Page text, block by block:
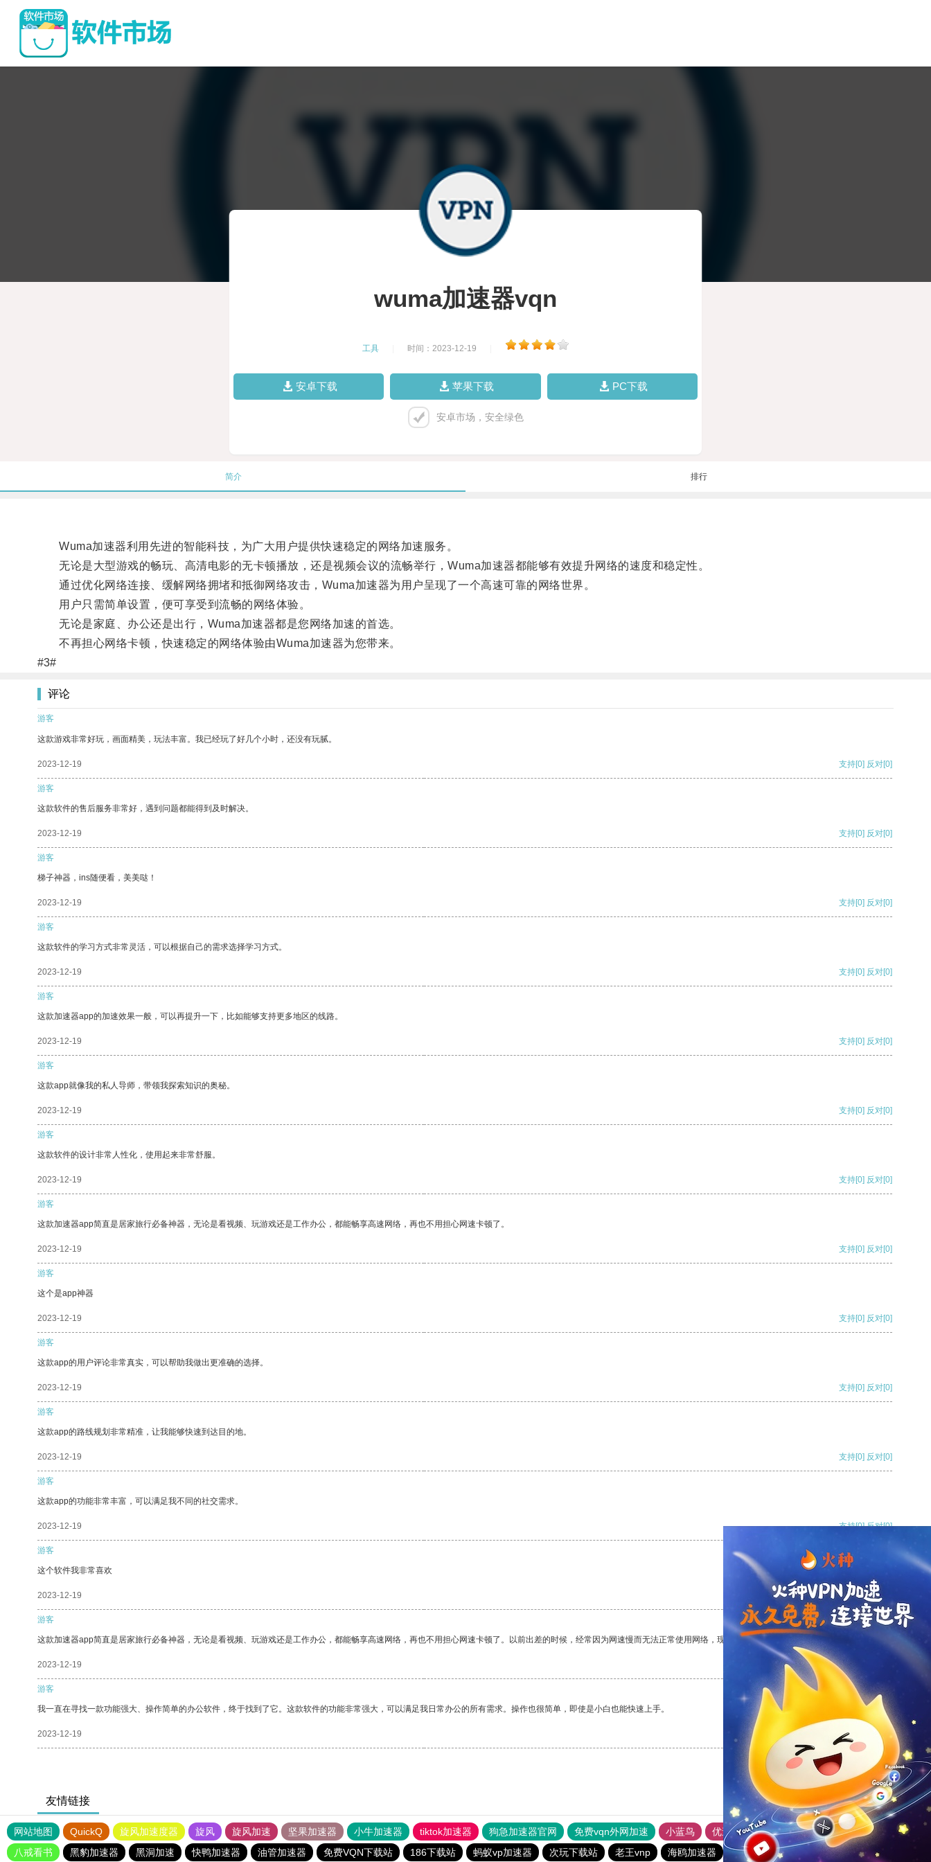
wuma加速器vqn
工具 时间：2023-12-19
安卓下载 苹果下载 PC下载
安卓市场，安全绿色
简介 排行
Wuma加速器利用先进的智能科技，为广大用户提供快速稳定的网络加速服务。
无论是大型游戏的畅玩、高清电影的无卡顿播放，还是视频会议的流畅举行，Wuma加速器都能够有效提升网络的速度和稳定性。
通过优化网络连接、缓解网络拥堵和抵御网络攻击，Wuma加速器为用户呈现了一个高速可靠的网络世界。
用户只需简单设置，便可享受到流畅的网络体验。
无论是家庭、办公还是出行，Wuma加速器都是您网络加速的首选。
不再担心网络卡顿，快速稳定的网络体验由Wuma加速器为您带来。
#3#
评论
游客
这款游戏非常好玩，画面精美，玩法丰富。我已经玩了好几个小时，还没有玩腻。
2023-12-19 支持[0] 反对[0]
游客
这款软件的售后服务非常好，遇到问题都能得到及时解决。
2023-12-19 支持[0] 反对[0]
游客
梯子神器，ins随便看，美美哒！
2023-12-19 支持[0] 反对[0]
游客
这款软件的学习方式非常灵活，可以根据自己的需求选择学习方式。
2023-12-19 支持[0] 反对[0]
游客
这款加速器app的加速效果一般，可以再提升一下，比如能够支持更多地区的线路。
2023-12-19 支持[0] 反对[0]
游客
这款app就像我的私人导师，带领我探索知识的奥秘。
2023-12-19 支持[0] 反对[0]
游客
这款软件的设计非常人性化，使用起来非常舒服。
2023-12-19 支持[0] 反对[0]
游客
这款加速器app简直是居家旅行必备神器，无论是看视频、玩游戏还是工作办公，都能畅享高速网络，再也不用担心网速卡顿了。
2023-12-19 支持[0] 反对[0]
游客
这个是app神器
2023-12-19 支持[0] 反对[0]
游客
这款app的用户评论非常真实，可以帮助我做出更准确的选择。
2023-12-19 支持[0] 反对[0]
游客
这款app的路线规划非常精准，让我能够快速到达目的地。
2023-12-19 支持[0] 反对[0]
游客
这款app的功能非常丰富，可以满足我不同的社交需求。
2023-12-19 支持[0] 反对[0]
游客
这个软件我非常喜欢
2023-12-19 支持[0] 反对
游客
这款加速器app简直是居家旅行必备神器，无论是看视频、玩游戏还是工作办公，都能畅享高速网络，再也不用担心网速卡顿了。以前出差的时候，经常因为网速慢而无法正常使用网络，现在有了这个app，我再也不用担心了。
2023-12-19 支持
游客
我一直在寻找一款功能强大、操作简单的办公软件，终于找到了它。这款软件的功能非常强大，可以满足我日常办公的所有需求。操作也很简单，即使是小白也能快速上手。
2023-12-19 支持 反对 [0]
友情链接
网站地图 QuickQ 旋风加速度器 旋风 旋风加速 坚果加速器 小牛加速器 tiktok加速器 狗急加速器官网 免费vqn外网加速 小蓝鸟 优途加速器官网 风驰加速器
旋风加速器
八戒看书
黑豹加速器 黑洞加速 快鸭加速器 油管加速器 免费VQN下载站 186下载站 蚂蚁vp加速器 次玩下载站 老王vnp 海鸥加速器 苹果免费vqn 黑洞加速官网